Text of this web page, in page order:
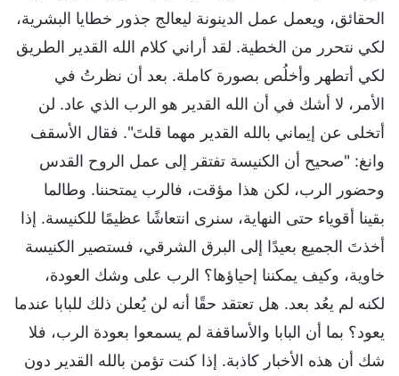
الحقائق، ويعمل عمل الدينونة ليعالج جذور خطايا البشرية،
لكي نتحرر من الخطية. لقد أراني كلام الله القدير الطريق
لكي أتطهر وأخلُص بصورة كاملة. بعد أن نظرتُ في
الأمر، لا أشك في أن الله القدير هو الرب الذي عاد. لن
أتخلى عن إيماني بالله القدير مهما قلتَ". فقال الأسقف
وانغ: "صحيح أن الكنيسة تفتقر إلى عمل الروح القدس
وحضور الرب، لكن هذا مؤقت، فالرب يمتحننا. وطالما
بقينا أقوياء حتى النهاية، سنرى انتعاشًا عظيمًا للكنيسة. إذا
أخذتَ الجميع بعيدًا إلى البرق الشرقي، فستصير الكنيسة
خاوية، وكيف يمكننا إحياؤها؟ الرب على وشك العودة،
لكنه لم يعُد بعد. هل تعتقد حقًا أنه لن يُعلن ذلك للبابا عندما
يعود؟ بما أن البابا والأساقفة لم يسمعوا بعودة الرب، فلا
شك أن هذه الأخبار كاذبة. إذا كنت تؤمن بالله القدير دون